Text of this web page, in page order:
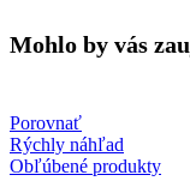
Mohlo by vás
Porovnať
Rýchly náhľad
Obľúbené produkty